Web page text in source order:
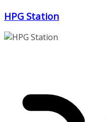
Zum
springen
HPG Station